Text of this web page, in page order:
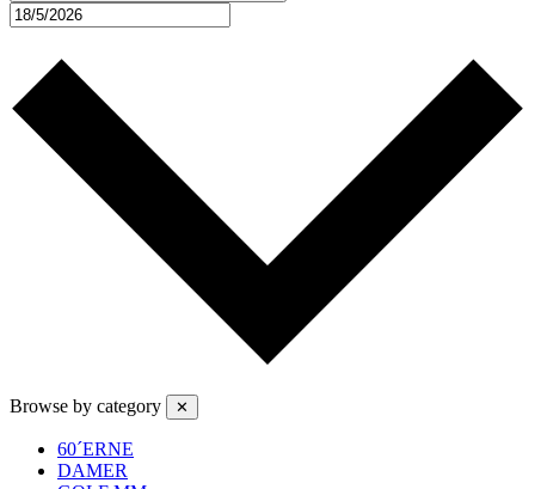
Browse by category ✕
60´ERNE
DAMER